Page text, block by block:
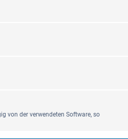
von der verwendeten Software, so